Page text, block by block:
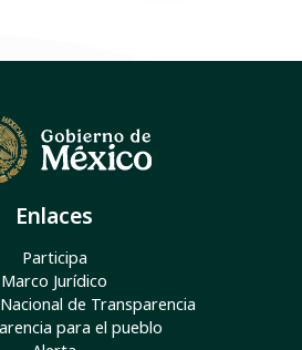
Enlaces
Participa
Marco Jurídico
de Transparencia
para el pueblo